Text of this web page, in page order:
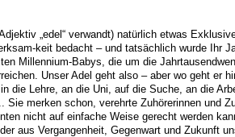
„edel“ verwandt) natürlich etwas
keit bedacht – und tatsächlich wurde Ihr
Millennium-Babys, die um die
Unser Adel geht also – aber wo geht er
die Lehre, an die Uni, auf die Suche, an die
Sie merken schon, verehrte Zuhörerinnen und
nicht auf einfache Weise gerecht werden
aus Vergangenheit, Gegenwart und Zukunft